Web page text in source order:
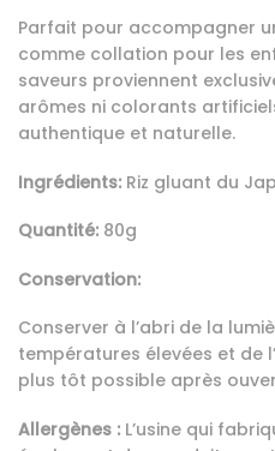
Parfait pour accompagner
comme collation pour les
saveurs proviennent
arômes ni colorants
authentique et naturelle.
Ingrédients: Riz gluant du
Quantité: 80g
Conservation:
Conserver à l’abri de la
températures élevées et de
plus tôt possible après
Allergènes : L’usine qui